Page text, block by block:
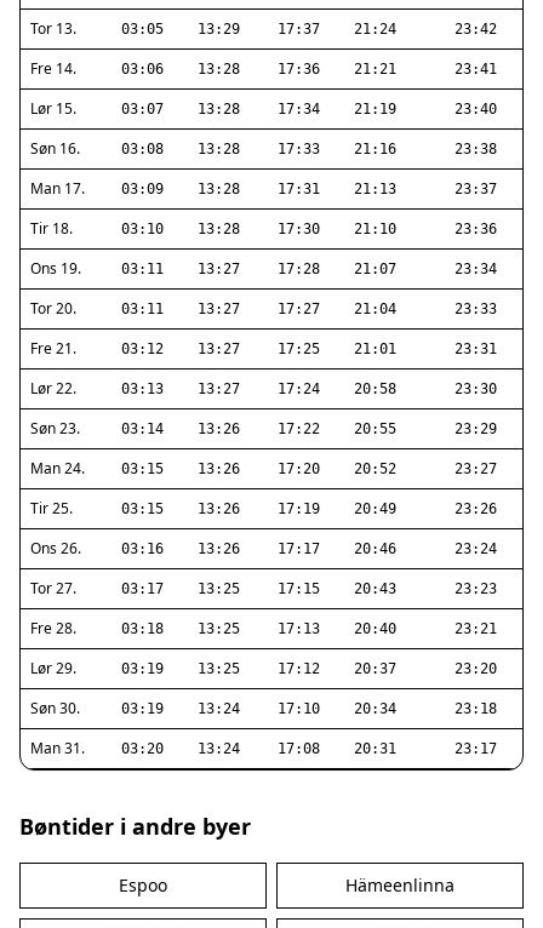
Tor 13. 03:05 13:29 17:37 21:24 23:42
Fre 14. 03:06 13:28 17:36 21:21 23:41
Lør 15. 03:07 13:28 17:34 21:19 23:40
Søn 16. 03:08 13:28 17:33 21:16 23:38
Man 17. 03:09 13:28 17:31 21:13 23:37
Tir 18. 03:10 13:28 17:30 21:10 23:36
Ons 19. 03:11 13:27 17:28 21:07 23:34
Tor 20. 03:11 13:27 17:27 21:04 23:33
Fre 21. 03:12 13:27 17:25 21:01 23:31
Lør 22. 03:13 13:27 17:24 20:58 23:30
Søn 23. 03:14 13:26 17:22 20:55 23:29
Man 24. 03:15 13:26 17:20 20:52 23:27
Tir 25. 03:15 13:26 17:19 20:49 23:26
Ons 26. 03:16 13:26 17:17 20:46 23:24
Tor 27. 03:17 13:25 17:15 20:43 23:23
Fre 28. 03:18 13:25 17:13 20:40 23:21
Lør 29. 03:19 13:25 17:12 20:37 23:20
Søn 30. 03:19 13:24 17:10 20:34 23:18
Man 31. 03:20 13:24 17:08 20:31 23:17
Bøntider i andre byer
Espoo Hämeenlinna